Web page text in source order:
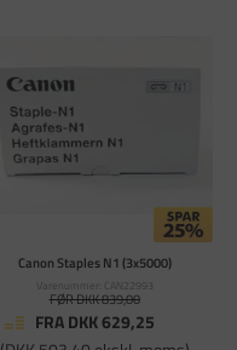
Canon Staples N1 (3x5000)
Varenummer: CAN22993
FØR DKK 839,00
FRA DKK 629,25